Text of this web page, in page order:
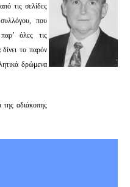
τις σελίδες
που
όλες τις
δίνει το παρόν
δρώμενα
της αδιάκοπης